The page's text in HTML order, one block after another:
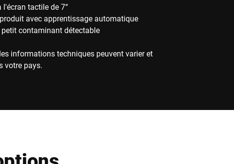
tactile de 7“
avec apprentissage automatique
contaminant détectable
informations techniques peuvent varier et
votre pays.